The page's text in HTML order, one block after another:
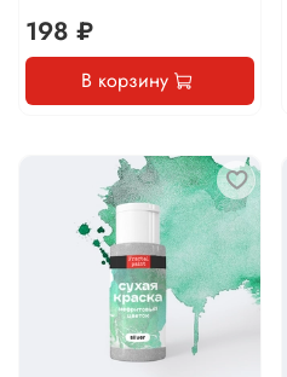
198 ₽
В корзину